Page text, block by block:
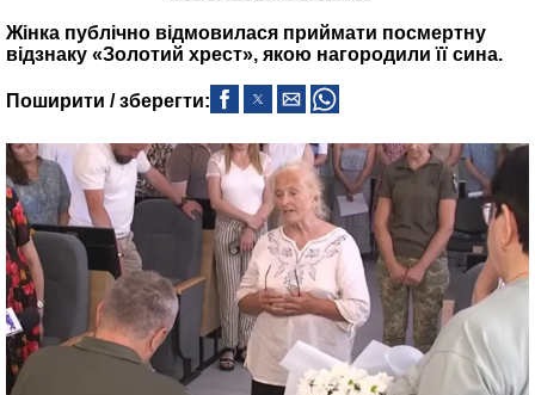
Жінка публічно відмовилася приймати посмертну
відзнаку «Золотий хрест», якою нагородили її сина.
Поширити / зберегти: